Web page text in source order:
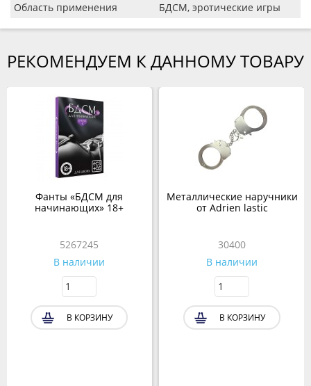
Область применения
БДСМ, эротические игры
РЕКОМЕНДУЕМ К ДАННОМУ ТОВАРУ
Фанты «БДСМ для
начинающих» 18+
5267245
В наличии
В КОРЗИНУ
Металлические наручники
от Adrien lastic
30400
В наличии
В КОРЗИНУ